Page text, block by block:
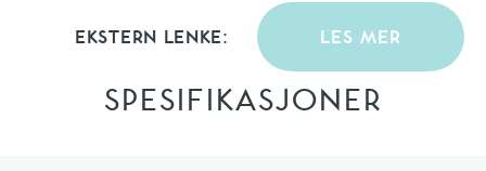
EKSTERN LENKE: LES MER
SPESIFIKASJONER